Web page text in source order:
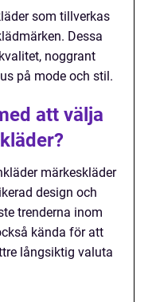
som tillverkas
Dessa
noggrant
på mode och stil.
att välja
märkeskläder
design och
trenderna inom
kända för att
långsiktig valuta